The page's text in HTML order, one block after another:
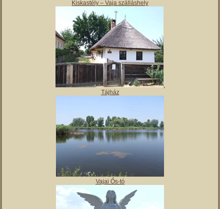
Magyar Nemzeti Múzeum Vay Ádám Muzeális Gyűjteménye
Kiskastély – Vaja szálláshely